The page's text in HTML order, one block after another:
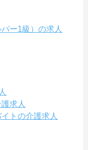
ー1級）の求人
求人
トの介護求人